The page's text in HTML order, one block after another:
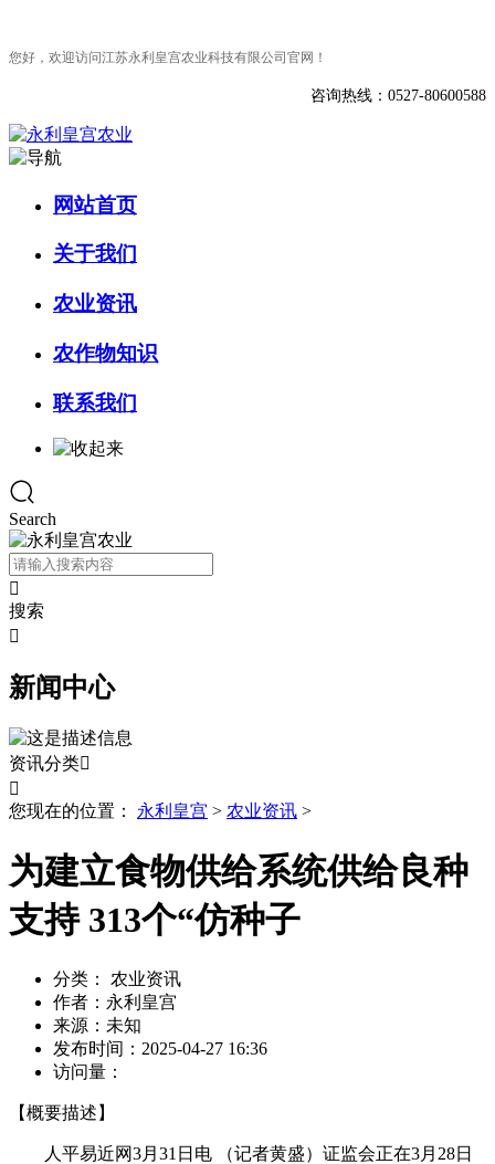
您好，欢迎访问江苏永利皇宫农业科技有限公司官网！
咨询热线：0527-80600588
网站首页
关于我们
农业资讯
农作物知识
联系我们
Search

搜索

新闻中心
资讯分类

您现在的位置：
永利皇宫 > 农业资讯 >
为建立食物供给系统供给良种
支持 313个“仿种子
分类：
农业资讯
作者： 永利皇宫
来源： 未知
发布时间： 2025-04-27 16:36
访问量：
【概要描述】
人平易近网3月31日电 （记者黄盛）证监会正在3月28日